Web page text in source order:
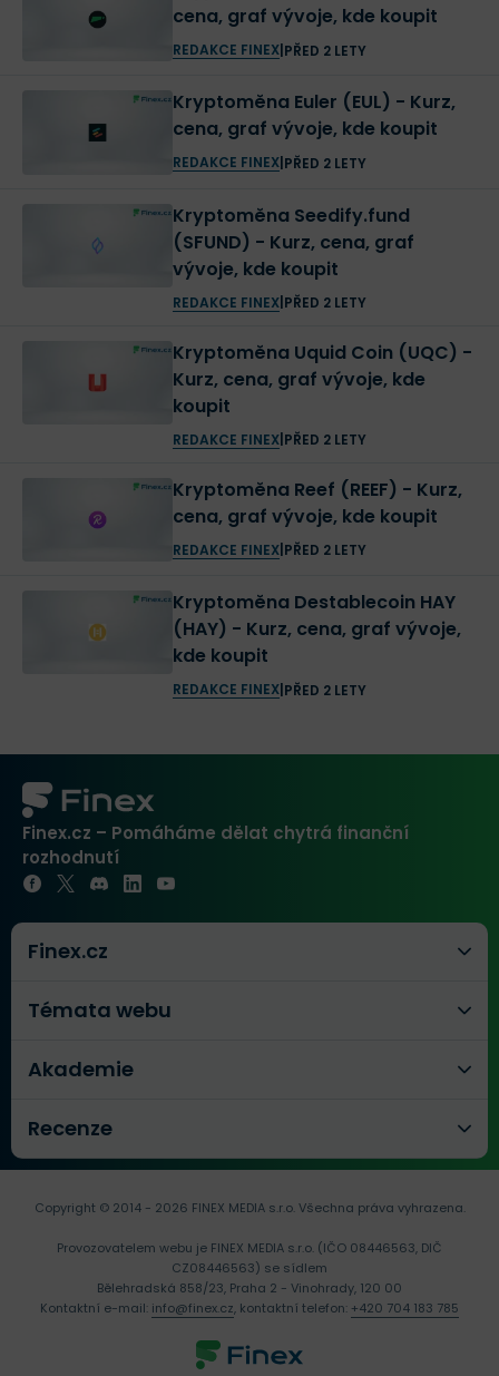
cena, graf vývoje, kde koupit
REDAKCE FINEX| PŘED 2 LETY
Kryptoměna Euler (EUL) - Kurz,
cena, graf vývoje, kde koupit
REDAKCE FINEX| PŘED 2 LETY
Kryptoměna Seedify.fund
(SFUND) - Kurz, cena, graf
vývoje, kde koupit
REDAKCE FINEX| PŘED 2 LETY
Kryptoměna Uquid Coin (UQC) -
Kurz, cena, graf vývoje, kde
koupit
REDAKCE FINEX| PŘED 2 LETY
Kryptoměna Reef (REEF) - Kurz,
cena, graf vývoje, kde koupit
REDAKCE FINEX| PŘED 2 LETY
Kryptoměna Destablecoin HAY
(HAY) - Kurz, cena, graf vývoje,
kde koupit
REDAKCE FINEX| PŘED 2 LETY
Finex.cz – Pomáháme dělat chytrá finanční
rozhodnutí
Finex.cz
Témata webu
Akademie
Recenze
Copyright © 2014 - 2026 FINEX MEDIA s.r.o.Všechna práva vyhrazena.
Provozovatelem webu je FINEX MEDIA s.r.o. (IČO 08446563, DIČ
CZ08446563) se sídlem
Bělehradská 858/23, Praha 2 - Vinohrady, 120 00
Kontaktní e-mail: info@finex.cz, kontaktní telefon: +420 704 183 785